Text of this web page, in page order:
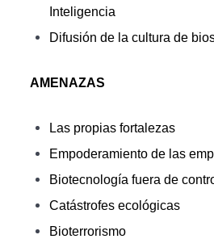
Inteligencia
Difusión de la cultura de
AMENAZAS
Las propias fortalezas
Empoderamiento de las
Biotecnología fuera de
Catástrofes ecológicas
Bioterrorismo